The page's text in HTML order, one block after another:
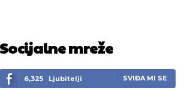
Socijalne mreže
6,325 Ljubitelji SVIĐA MI SE